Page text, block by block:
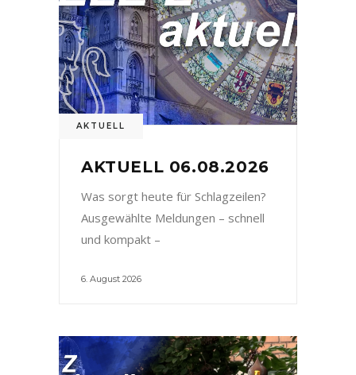
AKTUELL
AKTUELL 06.08.2026
Was sorgt heute für Schlagzeilen?
Ausgewählte Meldungen – schnell
und kompakt –
6. August 2026